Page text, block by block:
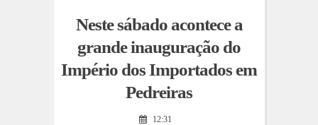
Neste sábado acontece a
grande inauguração do
Império dos Importados em
Pedreiras
12:31